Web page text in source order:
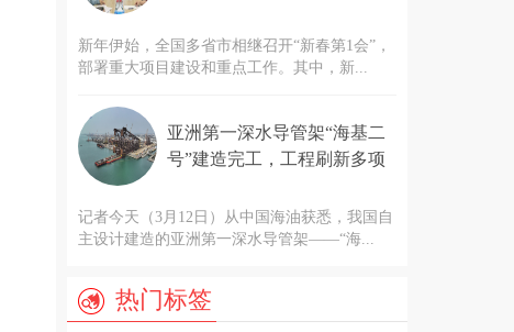
新年伊始，全国多省市相继召开“新春第1会”，
部署重大项目建设和重点工作。其中，新...
亚洲第一深水导管架“海基二
号”建造完工，工程刷新多项
记者今天（3月12日）从中国海油获悉，我国自
主设计建造的亚洲第一深水导管架——“海...
热门标签